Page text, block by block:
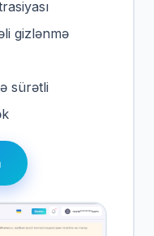
gizlənmə
sürətli